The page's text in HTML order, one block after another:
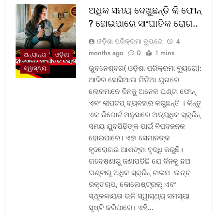
ଅନ୍ୟାନ୍ୟ
ଓଡ଼ିଶା
ସ୍ୱାସ୍ଥ୍ୟ
ଅଧିକ ସମୟ ଦେଖୁଛନ୍ତି କି ଫୋନ୍
? ହୋଇପାରେ ସାଂଘାତିକ ରୋଗ..
ଓଡ଼ିଶା ପରିକ୍ରମା ବ୍ୟୁରୋ
4
months ago
0 1 mins
ଭୁବନେଶ୍ବର( ଓଡ଼ିଶା ପରିକ୍ରମା ବ୍ୟୁରୋ):
ଆଜିର ସୋସିଆଲ ମିଡିଆ ଯୁଗରେ
ଲୋକମାନେ ଦିନକୁ ଅନେକ ଘଣ୍ଟା ଫୋନ୍
ଏବଂ ଲାପଟପ୍ ବ୍ୟବହାର କରୁଛନ୍ତି । କିନ୍ତୁ
ଏକ ରିପୋର୍ଟ ଅନୁସାରେ ଅତ୍ୟଧିକ ସ୍କ୍ରିନ୍
ସମୟ ଯୁବପିଢ଼ିଙ୍କ ପାଇଁ ବିପଦଜନକ
ହୋଇପାରେ। ଏହା ସେମାନଙ୍କ
ହୃଦରୋଗର ଆଶଙ୍କା ବୃଦ୍ଧି କରୁଛି।
ଗବେଷଣାରୁ ଜଣାପଡିଛି ଯେ ଦିନକୁ ଛଅ
ଘଣ୍ଟାରୁ ଅଧିକ ସ୍କ୍ରିନ୍ ଟାଇମ ଉଚ୍ଚ
ରକ୍ତଚାପ, କୋଲେଷ୍ଟ୍ରଲ୍ ଏବଂ
ସ୍ଥୂଳକାୟତା ଭଳି ସ୍ୱାସ୍ଥ୍ୟ ସମସ୍ୟା
ସୃଷ୍ଟି କରିପାରେ। ଏହି…